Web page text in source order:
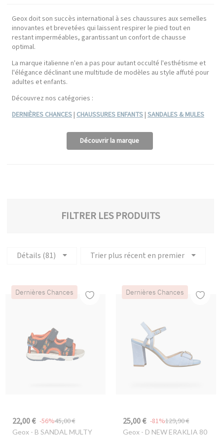
Geox doit son succès international à ses chaussures aux semelles
innovantes et brevetées qui laissent respirer le pied tout en
restant imperméables, garantissant un confort de chausse
optimal.
La marque italienne n'en a pas pour autant occulté l'esthétisme et
l'élégance déclinant une multitude de modèles au style affuté pour
adultes et enfants.
Découvrez nos catégories :
DERNIÈRES CHANCES| CHAUSSURES ENFANTS| SANDALES & MULES
Découvrir la marque
FILTRER LES PRODUITS
Détails (81) Trier plus récent en premier
Dernières Chances
22,00 € 45,00 €
-56%
Geox- B SANDAL MULTY
Dernières Chances
25,00 € 129,90 €
-81%
Geox- D NEW ERAKLIA 80